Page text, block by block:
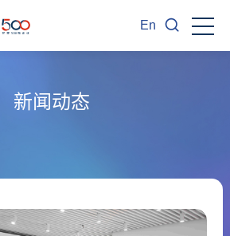
En
新闻动态